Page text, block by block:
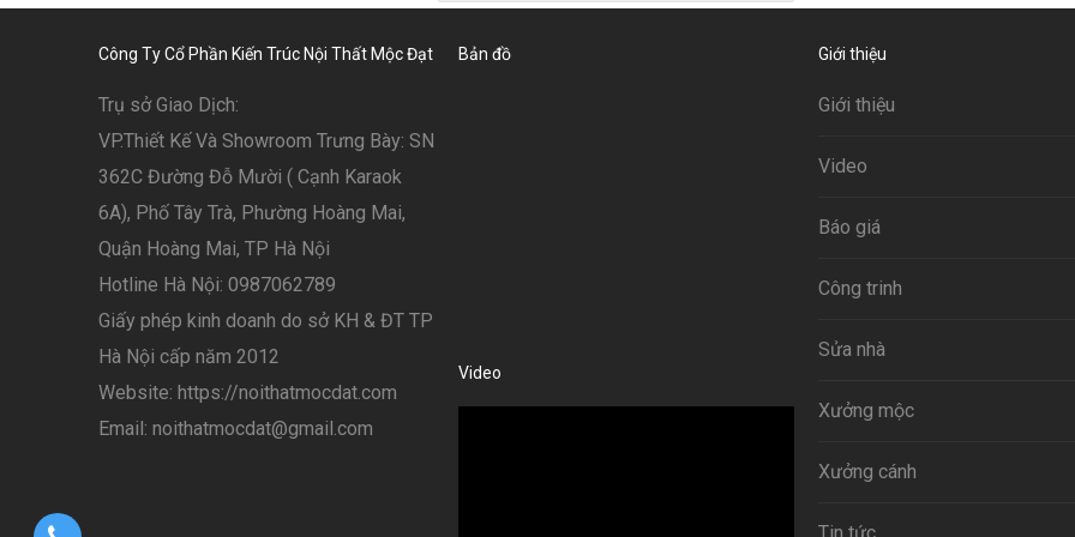
Công Ty Cổ Phần Kiến Trúc Nội Thất Mộc Đạt
Trụ sở Giao Dịch:
VP.Thiết Kế Và Showroom Trưng Bày: SN
362C Đường Đỗ Mười ( Cạnh Karaok
6A), Phố Tây Trà, Phường Hoàng Mai,
Quận Hoàng Mai, TP Hà Nội
Hotline Hà Nội: 0987062789
Giấy phép kinh doanh do sở KH & ĐT TP
Hà Nội cấp năm 2012
Website: https://noithatmocdat.com
Email: noithatmocdat@gmail.com
Bản đồ
Video
Giới thiệu
Giới thiệu
Video
Báo giá
Công trinh
Sửa nhà
Xưởng mộc
Xưởng cánh